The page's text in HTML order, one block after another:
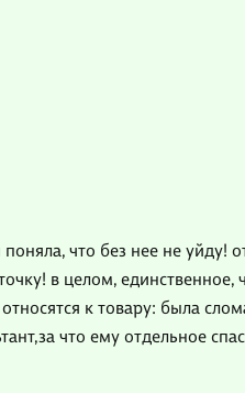
что без нее не уйду!
в целом, единственное,
к товару: была
что ему отдельное